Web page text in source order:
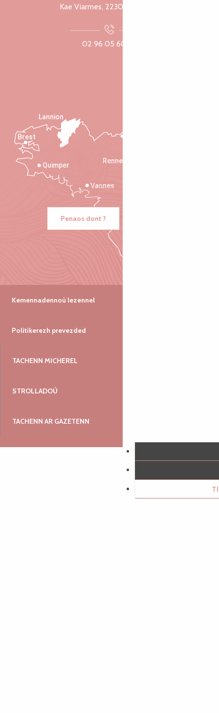
Kae Viarmes, 22300 Lannuon
02 96 05 60 70
Rennes
Vannes
Quimper
Lannion
Brest
Penaos dont ?
Kemennadennoù lezennel
Politikerezh prevezded
TACHENN MICHEREL
STROLLADOÙ
TACHENN AR GAZETENN